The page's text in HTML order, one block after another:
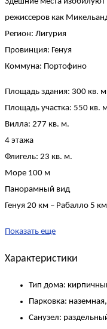
режиссеров как
Регион: Лигурия
Провинция: Генуя
Коммуна: Портофино
Площадь здания: 300 кв.
Площадь участка: 550 кв.
Вилла: 277 кв. м.
4 этажа
Флигель: 23 кв. м.
Море 100 м
Панорамный вид
Генуя 20 км – Рабалло 5
Показать еще
Характеристики
Тип дома:
Парковка:
Санузел: